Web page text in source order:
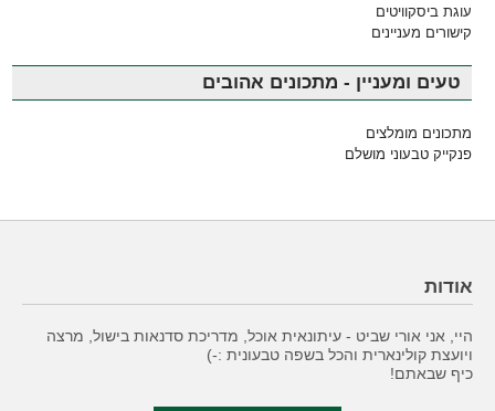
עוגת ביסקוויטים
קישורים מעניינים
טעים ומעניין - מתכונים אהובים
מתכונים מומלצים
פנקייק טבעוני מושלם
אודות
היי, אני אורי שביט - עיתונאית אוכל, מדריכת סדנאות בישול, מרצה
ויועצת קולינארית והכל בשפה טבעונית :-)
כיף שבאתם!